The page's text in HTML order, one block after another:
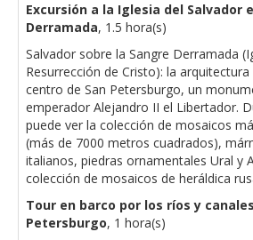
Excursión a la Iglesia del Salvador
Derramada, 1.5 hora(s)
Salvador sobre la Sangre Derramada
Resurrección de Cristo): la
centro de San Petersburgo, un
emperador Alejandro II el Libertador.
puede ver la colección de mosaicos
(más de 7000 metros cuadrados),
italianos, piedras ornamentales Ural y
colección de mosaicos de heráldica
Tour en barco por los ríos y
Petersburgo, 1 hora(s)